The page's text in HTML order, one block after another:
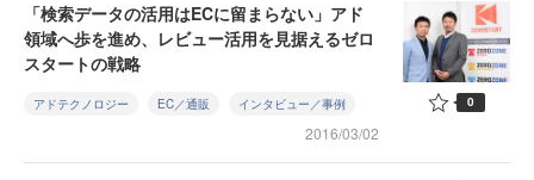
「検索データの活用はECに留まらない」アド
領域へ歩を進め、レビュー活用を見据えるゼロ
スタートの戦略
アドテクノロジー EC／通販 インタビュー／事例
2016/03/02
0